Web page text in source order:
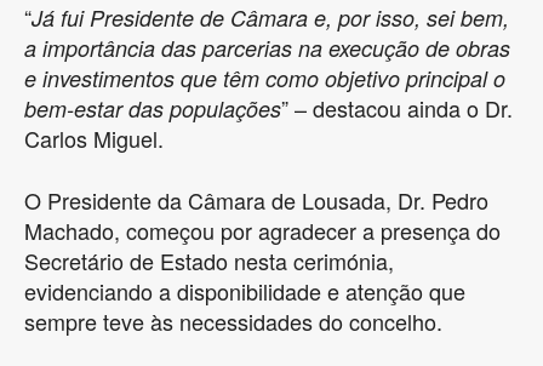
“Já fui Presidente de Câmara e, por isso, sei bem,
a importância das parcerias na execução de obras
e investimentos que têm como objetivo principal o
bem-estar das populações” – destacou ainda o Dr.
Carlos Miguel.
O Presidente da Câmara de Lousada, Dr. Pedro
Machado, começou por agradecer a presença do
Secretário de Estado nesta cerimónia,
evidenciando a disponibilidade e atenção que
sempre teve às necessidades do concelho.